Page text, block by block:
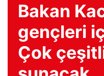
Bakan
gençleri
Çok